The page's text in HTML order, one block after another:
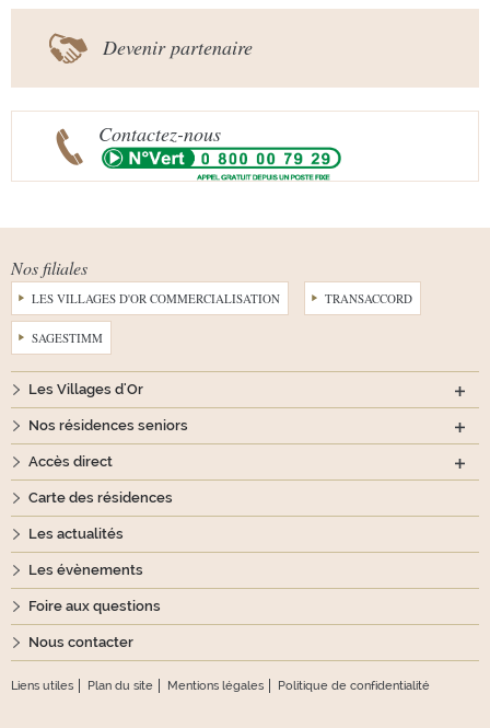
Devenir partenaire
Contactez-nous
Nos filiales
LES VILLAGES D'OR COMMERCIALISATION TRANSACCORD
SAGESTIMM
Les Villages d'Or
Nos résidences seniors
Accès direct
Carte des résidences
Les actualités
Les évènements
Foire aux questions
Nous contacter
Liens utiles Plan du site Mentions légales Politique de confidentialité